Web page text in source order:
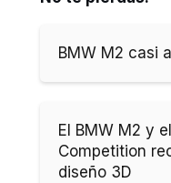
BMW M2 casi
El BMW M2 y
Competition
diseño 3D